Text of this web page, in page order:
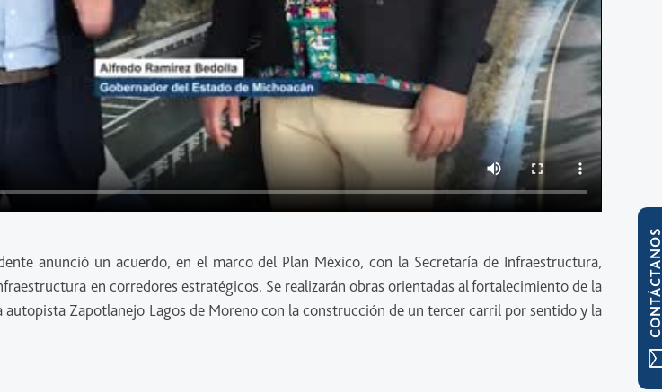
anunció un acuerdo, en el marco del Plan México, con la Secretaría de Infraestructura,
en corredores estratégicos. Se realizarán obras orientadas al fortalecimiento de la
Zapotlanejo Lagos de Moreno con la construcción de un tercer carril por sentido y la